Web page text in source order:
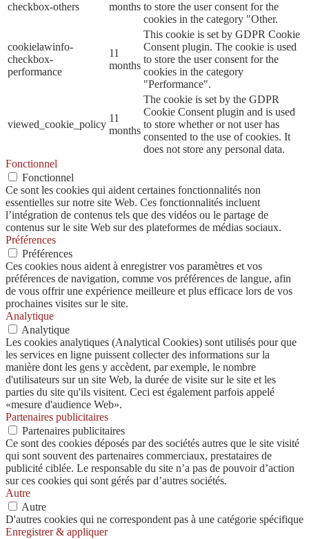
checkbox-others
months to store the user consent for the
cookies in the category "Other.
cookielawinfo-
checkbox-
performance
11
months
This cookie is set by GDPR Cookie
Consent plugin. The cookie is used
to store the user consent for the
cookies in the category
"Performance".
viewed_cookie_policy
11
months
The cookie is set by the GDPR
Cookie Consent plugin and is used
to store whether or not user has
consented to the use of cookies. It
does not store any personal data.
Fonctionnel
Fonctionnel
Ce sont les cookies qui aident certaines fonctionnalités non
essentielles sur notre site Web. Ces fonctionnalités incluent
l’intégration de contenus tels que des vidéos ou le partage de
contenus sur le site Web sur des plateformes de médias sociaux.
Préférences
Préférences
Ces cookies nous aident à enregistrer vos paramètres et vos
préférences de navigation, comme vos préférences de langue, afin
de vous offrir une expérience meilleure et plus efficace lors de vos
prochaines visites sur le site.
Analytique
Analytique
Les cookies analytiques (Analytical Cookies) sont utilisés pour que
les services en ligne puissent collecter des informations sur la
manière dont les gens y accèdent, par exemple, le nombre
d'utilisateurs sur un site Web, la durée de visite sur le site et les
parties du site qu'ils visitent. Ceci est également parfois appelé
«mesure d'audience Web».
Partenaires publicitaires
Partenaires publicitaires
Ce sont des cookies déposés par des sociétés autres que le site visité
qui sont souvent des partenaires commerciaux, prestataires de
publicité ciblée. Le responsable du site n’a pas de pouvoir d’action
sur ces cookies qui sont gérés par d’autres sociétés.
Autre
Autre
D'autres cookies qui ne correspondent pas à une catégorie spécifique
Enregistrer & appliquer